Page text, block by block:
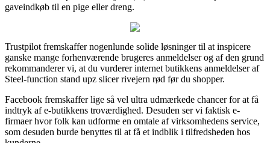
gaveindkøb til en pige eller dreng.
Trustpilot fremskaffer nogenlunde solide løsninger til at inspicere
ganske mange forhenværende brugeres anmeldelser og af den grund
rekommanderer vi, at du vurderer internet butikkens anmeldelser af
Steel-function stand upz slicer rivejern rød før du shopper.
Facebook fremskaffer lige så vel ultra udmærkede chancer for at få
indtryk af e-butikkens troværdighed. Desuden ser vi faktisk e-
firmaer hvor folk kan udforme en omtale af virksomhedens service,
som desuden burde benyttes til at få et indblik i tilfredsheden hos